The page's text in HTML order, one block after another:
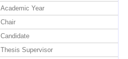
Academic Year
Chair
Candidate
Thesis Supervisor